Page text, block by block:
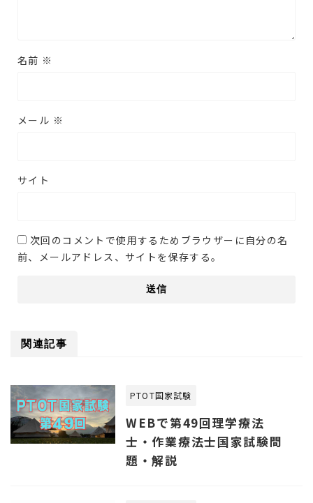
名前 ※
メール ※
サイト
次回のコメントで使用するためブラウザーに自分の名
前、メールアドレス、サイトを保存する。
関連記事
PTOT国家試験
WEBで第49回理学療法
士・作業療法士国家試験問
題・解説